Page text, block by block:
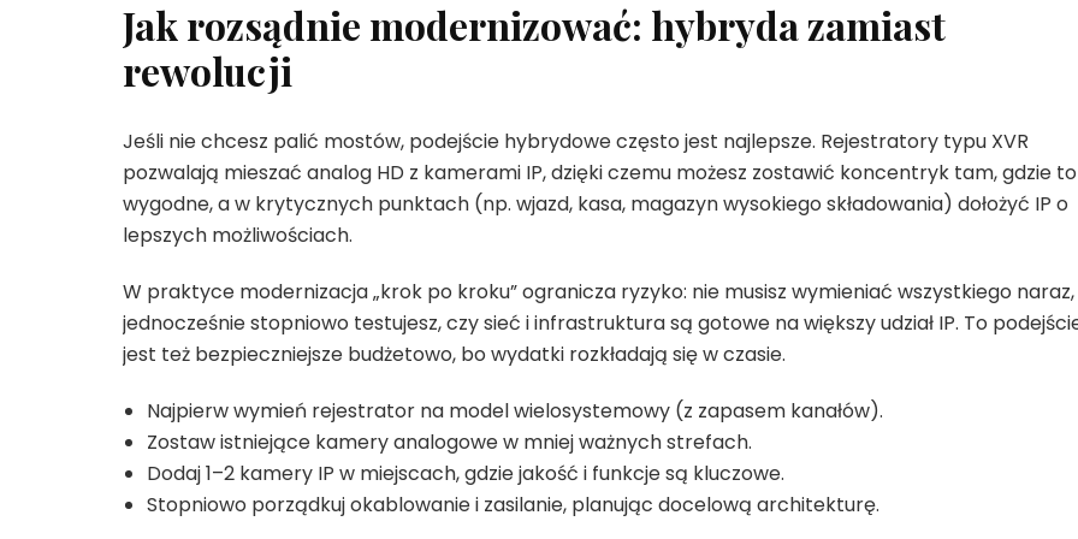
Jak rozsądnie modernizować: hybryda zamiast
rewolucji
Jeśli nie chcesz palić mostów, podejście hybrydowe często jest najlepsze. Rejestratory typu XVR
pozwalają mieszać analog HD z kamerami IP, dzięki czemu możesz zostawić koncentryk tam, gdzie to
wygodne, a w krytycznych punktach (np. wjazd, kasa, magazyn wysokiego składowania) dołożyć IP o
lepszych możliwościach.
W praktyce modernizacja „krok po kroku” ogranicza ryzyko: nie musisz wymieniać wszystkiego
jednocześnie stopniowo testujesz, czy sieć i infrastruktura są gotowe na większy udział IP. To
jest też bezpieczniejsze budżetowo, bo wydatki rozkładają się w czasie.
Najpierw wymień rejestrator na model wielosystemowy (z zapasem kanałów).
Zostaw istniejące kamery analogowe w mniej ważnych strefach.
Dodaj 1–2 kamery IP w miejscach, gdzie jakość i funkcje są kluczowe.
Stopniowo porządkuj okablowanie i zasilanie, planując docelową architekturę.